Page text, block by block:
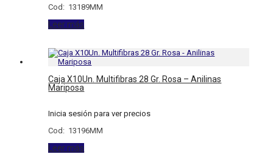
Cod: 13189MM
Leer más
Caja X10Un. Multifibras 28 Gr. Rosa – Anilinas
Mariposa
Inicia sesión para ver precios
Cod: 13196MM
Leer más